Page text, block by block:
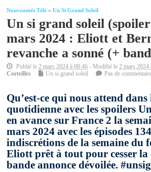
Nouveautés Télé »Un Si Grand Soleil
Un si grand soleil
mars 2024 : Eliott et
revanche a sonné (+
Publié le2 mars 2024 à 08:46 - Modifié le2 mars 2024
Corteilles
Un si grand soleil Pas de
Qu’est-ce qui nous attend dans
quotidienne avec les spoilers
en avance sur France 2 la
mars 2024 avec les épisodes
indiscrétions de la semaine du
Eliott prêt à tout pour cesser la
bande annonce dévoilée.